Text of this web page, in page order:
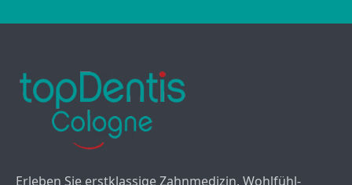
Erleben Sie erstklassige Zahnmedizin, Wohlfühl-